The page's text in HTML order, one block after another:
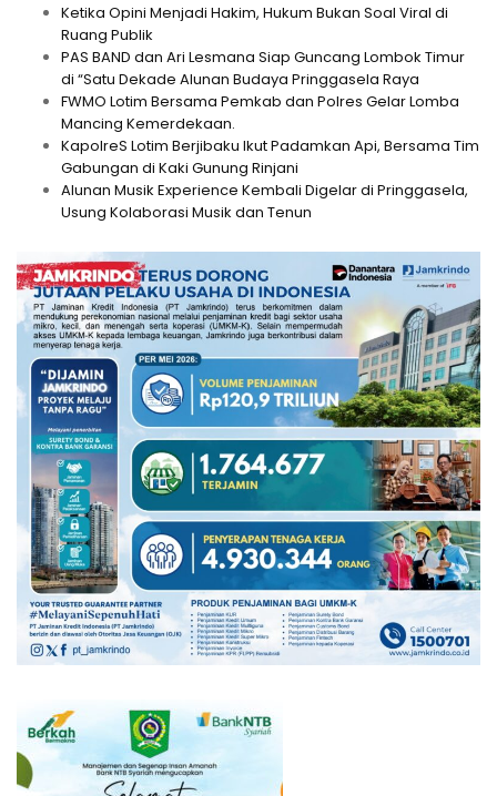
Ketika Opini Menjadi Hakim, Hukum Bukan Soal Viral di
Ruang Publik
PAS BAND dan Ari Lesmana Siap Guncang Lombok Timur
di “Satu Dekade Alunan Budaya Pringgasela Raya
FWMO Lotim Bersama Pemkab dan Polres Gelar Lomba
Mancing Kemerdekaan.
KapolreS Lotim Berjibaku Ikut Padamkan Api, Bersama Tim
Gabungan di Kaki Gunung Rinjani
Alunan Musik Experience Kembali Digelar di Pringgasela,
Usung Kolaborasi Musik dan Tenun